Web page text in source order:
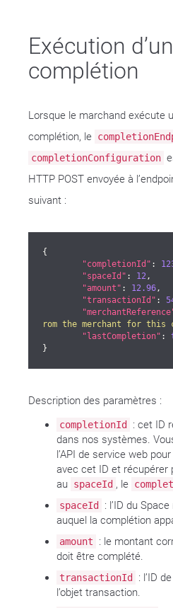
Exécution
complétion
Lorsque le marchand exécute
complétion, le
completionConfiguration
HTTP POST envoyée à
suivant :
{
"completionId" :
"spaceId" : 12,
"amount" : 12.96,
"transactionId" :
rom the merchant for this
"lastCompletion" :
}
Description des paramètres :
completionId
: cet ID
dans nos systèmes.
l’API de service web
avec cet ID et récupérer
au
spaceId , le
spaceId
: l’ID du
auquel la complétion
amount
: le montant
doit être complété.
transactionId
: l’ID
l’objet transaction.